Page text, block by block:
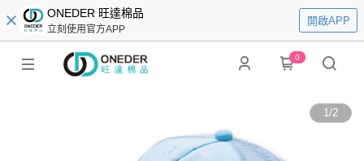
ONEDER 旺達棉品
立刻使用官方APP
開啟APP
0
1/2